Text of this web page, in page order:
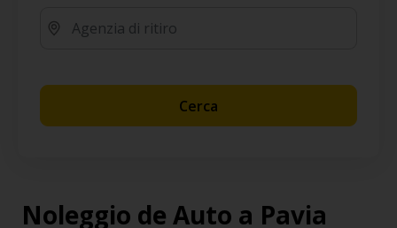
Cerca
Noleggio de Auto a Pavia